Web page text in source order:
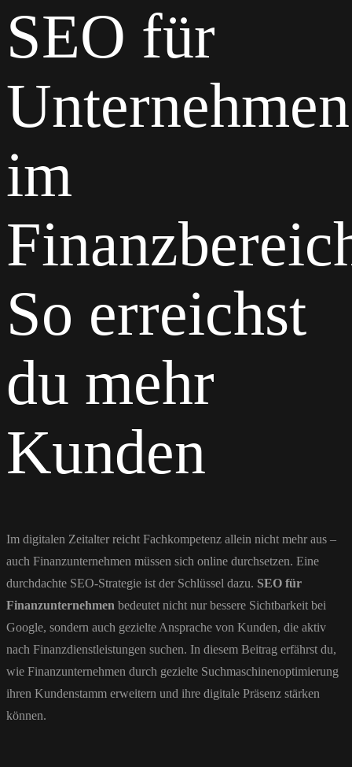
SEO für
Unternehmen
im
So erreichst
du mehr
Kunden
Im digitalen Zeitalter reicht Fachkompetenz allein nicht mehr aus –
auch Finanzunternehmen müssen sich online durchsetzen. Eine
durchdachte SEO-Strategie ist der Schlüssel dazu. SEO für
Finanzunternehmen bedeutet nicht nur bessere Sichtbarkeit bei
Google, sondern auch gezielte Ansprache von Kunden, die aktiv
nach Finanzdienstleistungen suchen. In diesem Beitrag erfährst du,
wie Finanzunternehmen durch gezielte Suchmaschinenoptimierung
ihren Kundenstamm erweitern und ihre digitale Präsenz stärken
können.